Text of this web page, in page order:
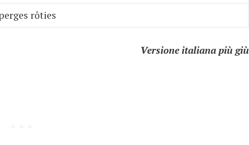
rôties
Versione italiana più giù